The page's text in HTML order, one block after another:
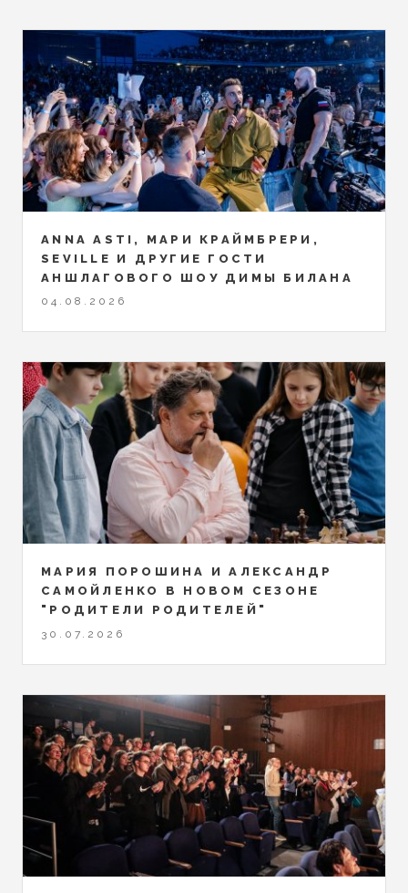
ANNA ASTI, МАРИ КРАЙМБРЕРИ,
SEVILLE И ДРУГИЕ ГОСТИ
АНШЛАГОВОГО ШОУ ДИМЫ БИЛАНА
04.08.2026
МАРИЯ ПОРОШИНА И АЛЕКСАНДР
САМОЙЛЕНКО В НОВОМ СЕЗОНЕ
"РОДИТЕЛИ РОДИТЕЛЕЙ"
30.07.2026